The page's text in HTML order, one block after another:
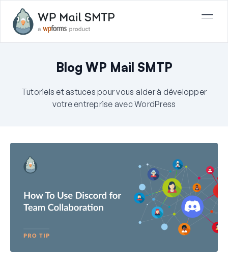
Blog WP Mail SMTP
Tutoriels et astuces pour vous aider à développer
votre entreprise avec WordPress